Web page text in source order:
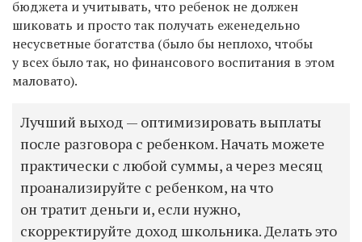
бюджета и учитывать, что ребенок не должен
шиковать и просто так получать еженедельно
несусветные богатства (было бы неплохо, чтобы
у всех было так, но финансового воспитания в этом
маловато).
Лучший выход — оптимизировать выплаты
после разговора с ребенком. Начать можете
практически с любой суммы, а через месяц
проанализируйте с ребенком, на что
он тратит деньги и, если нужно,
скорректируйте доход школьника. Делать это